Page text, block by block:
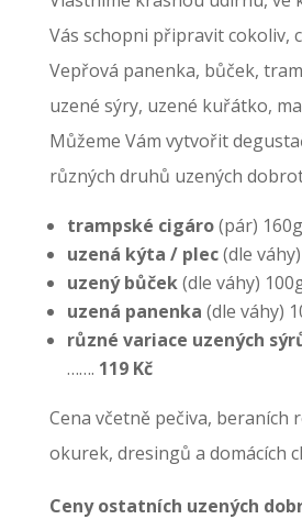
Vás schopni připravit cokoliv,
Vepřová panenka, bůček,
uzené sýry, uzené kuřátko,
Můžeme Vám vytvořit
různých druhů uzených
trampské cigáro(pár)
uzená kýta / plec(dle
uzený bůček(dle váhy)
uzená panenka (dle váhy)
různé variace uzených
……. 119 Kč
Cena včetně pečiva, beraních
okurek, dresingů a domácích
Ceny ostatních uzených